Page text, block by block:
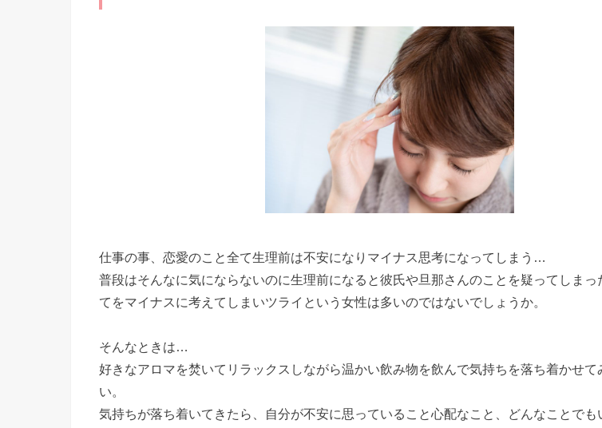
仕事の事、恋愛のこと全て生理前は不安になりマイナス思考になってしまう…
普段はそんなに気にならないのに生理前になると彼氏や旦那さんのことを疑ってしまっ
てをマイナスに考えてしまいツライという女性は多いのではないでしょうか。
そんなときは…
好きなアロマを焚いてリラックスしながら温かい飲み物を飲んで気持ちを落ち着かせて
い。
気持ちが落ち着いてきたら、自分が不安に思っていること心配なこと、どんなことでも